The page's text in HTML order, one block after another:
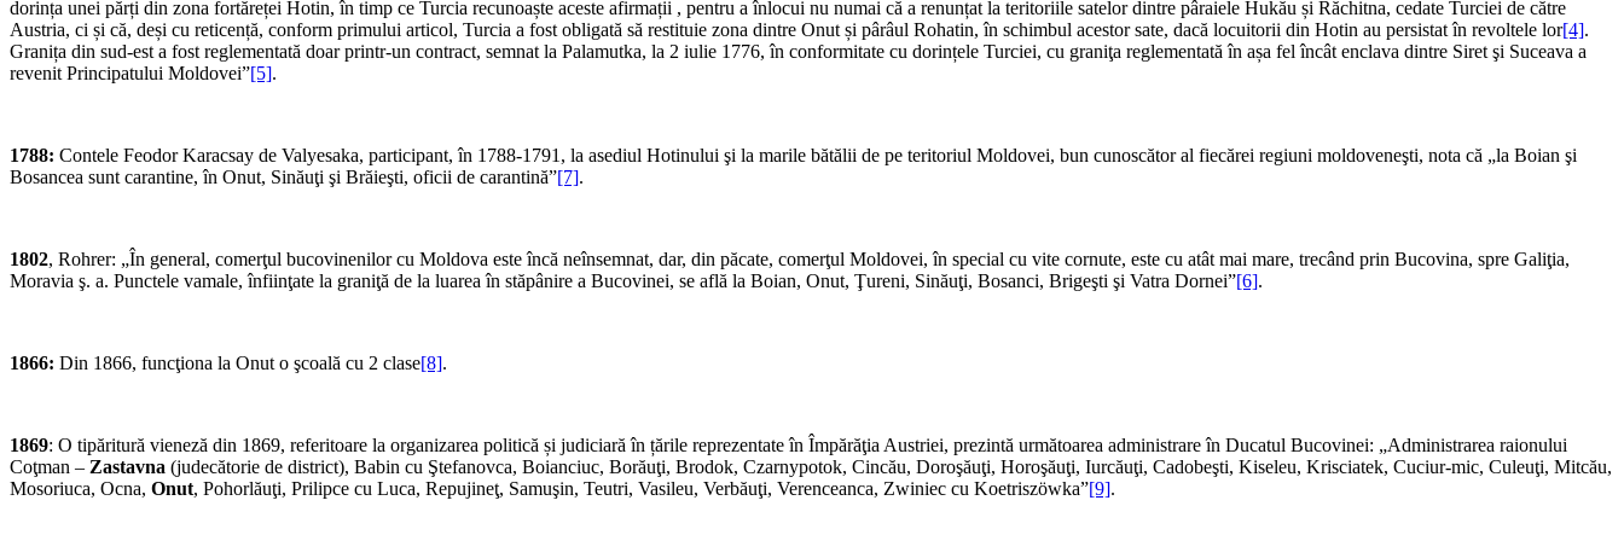
dorința unei părți din zona fortăreței Hotin, în timp ce Turcia recunoaște aceste afirmații , pentru a înlocui nu numai că a renunțat la teritoriile satelor dintre pâraiele Hukău și Răchitna, cedate Turciei de către
Austria, ci și că, deși cu reticență, conform primului articol, Turcia a fost obligată să restituie zona dintre Onut și pârâul Rohatin, în schimbul acestor sate, dacă locuitorii din Hotin au persistat în revoltele lor[4].
Granița din sud-est a fost reglementată doar printr-un contract, semnat la Palamutka, la 2 iulie 1776, în conformitate cu dorințele Turciei, cu graniţa reglementată în așa fel încât enclava dintre Siret şi Suceava a
revenit Principatului Moldovei”[5].
1788: Contele Feodor Karacsay de Valyesaka, participant, în 1788-1791, la asediul Hotinului şi la marile bătălii de pe teritoriul Moldovei, bun cunoscător al fiecărei regiuni moldoveneşti, nota că „la Boian şi
Bosancea sunt carantine, în Onut, Sinăuţi şi Brăieşti, oficii de carantină”[7].
1802, Rohrer: „În general, comerţul bucovinenilor cu Moldova este încă neînsemnat, dar, din păcate, comerţul Moldovei, în special cu vite cornute, este cu atât mai mare, trecând prin Bucovina, spre Galiţia,
Moravia ş. a. Punctele vamale, înfiinţate la graniţă de la luarea în stăpânire a Bucovinei, se află la Boian, Onut, Ţureni, Sinăuţi, Bosanci, Brigeşti şi Vatra Dornei”[6].
1866: Din 1866, funcţiona la Onut o şcoală cu 2 clase[8].
1869: O tipăritură vieneză din 1869, referitoare la organizarea politică și judiciară în țările reprezentate în Împărăţia Austriei, prezintă următoarea administrare în Ducatul Bucovinei: „Administrarea raionului
Coţman – Zastavna (judecătorie de district), Babin cu Ştefanovca, Boianciuc, Borăuţi, Brodok, Czarnypotok, Cincău, Doroşăuţi, Horoşăuţi, Iurcăuţi, Cadobeşti, Kiseleu, Krisciatek, Cuciur-mic, Culeuţi, Mitcău,
Mosoriuca, Ocna, Onut, Pohorlăuţi, Prilipce cu Luca, Repujineţ, Samuşin, Teutri, Vasileu, Verbăuţi, Verenceanca, Zwiniec cu Koetriszöwka”[9].